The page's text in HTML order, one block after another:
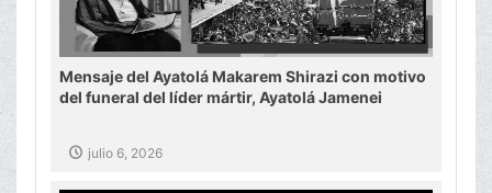
Mensaje del Ayatolá Makarem Shirazi con motivo
del funeral del líder mártir, Ayatolá Jamenei
julio 6, 2026